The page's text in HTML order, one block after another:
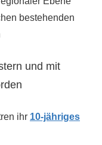
bestehenden
und mit
ihr 10-jähriges